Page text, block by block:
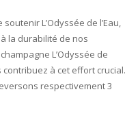
L’Odyssée de l’Eau,
la durabilité de nos
L’Odyssée de
contribuez à cet effort crucial.
respectivement 3